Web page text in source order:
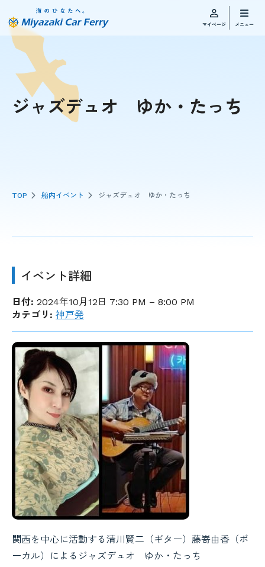
ジャズデュオ ゆか・たっち
TOP 船内イベント ジャズデュオ ゆか・たっち
イベント詳細
日付: 2024年10月12日 7:30 PM – 8:00 PM
カテゴリ: 神戸発
関西を中心に活動する清川賢二（ギター）藤嵜由香（ボ
ーカル）によるジャズデュオ ゆか・たっち